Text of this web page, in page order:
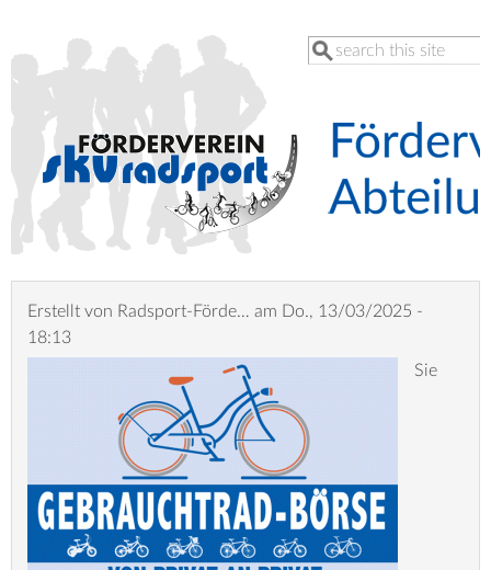
zum
Inhalt
Search
Erstellt von Radsport-Förde… am Do., 13/03/2025 -
18:13
Sie